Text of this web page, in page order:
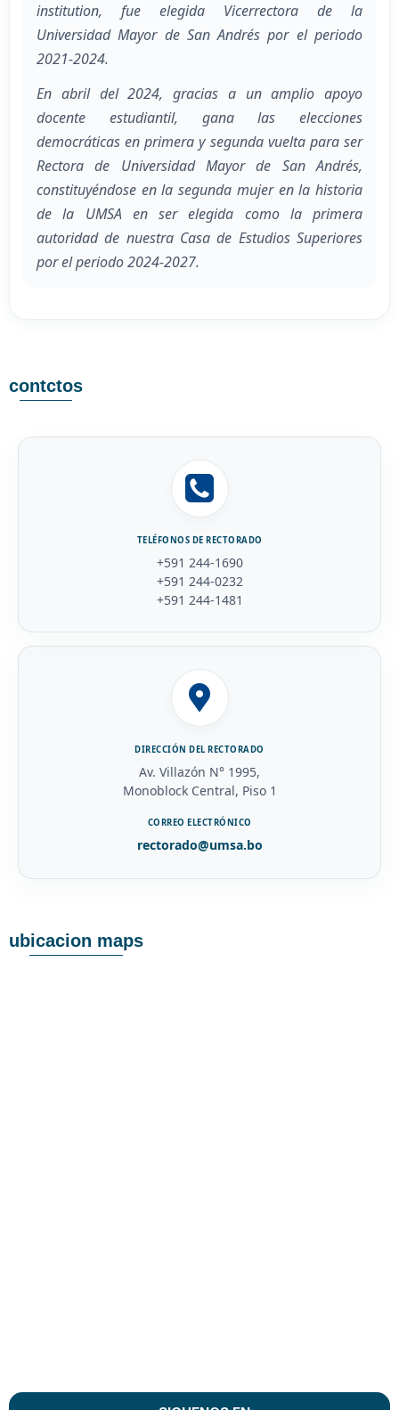
institution, fue elegida Vicerrectora de la
Universidad Mayor de San Andrés por el periodo
2021-2024.
En abril del 2024, gracias a un amplio apoyo
docente estudiantil, gana las elecciones
democráticas en primera y segunda vuelta para ser
Rectora de Universidad Mayor de San Andrés,
constituyéndose en la segunda mujer en la historia
de la UMSA en ser elegida como la primera
autoridad de nuestra Casa de Estudios Superiores
por el periodo 2024-2027.
contctos
TELÉFONOS DE RECTORADO
+591 244-1690
+591 244-0232
+591 244-1481
DIRECCIÓN DEL RECTORADO
Av. Villazón N° 1995,
Monoblock Central, Piso 1
CORREO ELECTRÓNICO
rectorado@umsa.bo
ubicacion maps